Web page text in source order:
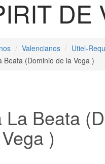
DE
Valencianos
Utiel-
Beata (Dominio de la Vega )
La Beata
)